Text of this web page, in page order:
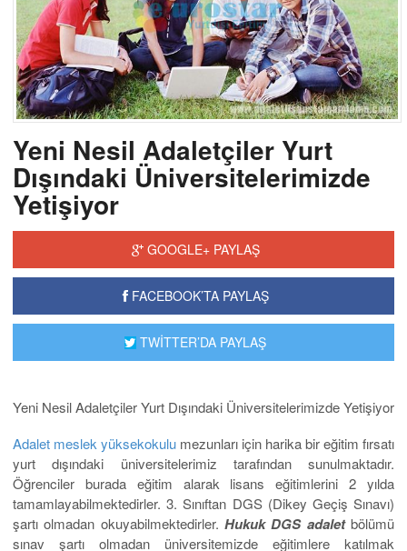
Yeni Nesil Adaletçiler Yurt
Dışındaki Üniversitelerimizde
Yetişiyor
GOOGLE+ PAYLAŞ
FACEBOOK’TA PAYLAŞ
TWİTTER’DA PAYLAŞ
Yeni Nesil Adaletçiler Yurt Dışındaki Üniversitelerimizde Yetişiyor
Adalet meslek yüksekokulu mezunları için harika bir eğitim fırsatı
yurt dışındaki üniversitelerimiz tarafından sunulmaktadır.
Öğrenciler burada eğitim alarak lisans eğitimlerini 2 yılda
tamamlayabilmektedirler. 3. Sınıftan DGS (Dikey Geçiş Sınavı)
şartı olmadan okuyabilmektedirler. Hukuk DGS adaletbölümü
sınav şartı olmadan üniversitemizde eğitimlere katılmak